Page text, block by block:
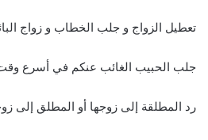
تعطيل الزواج و جلب الخطاب و زواج
جلب الحبيب الغائب عنكم في أسرع
رد المطلقة إلى زوجها أو المطلق إلى